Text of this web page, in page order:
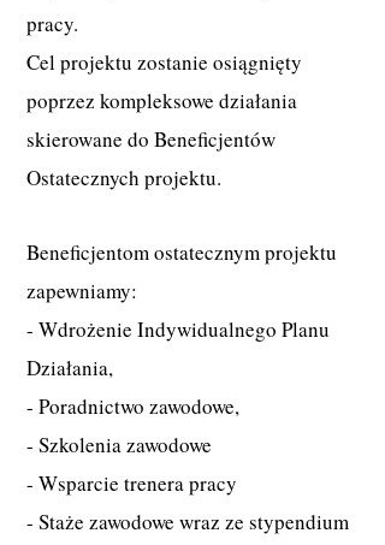
pracy.
Cel projektu zostanie osiągnięty
poprzez kompleksowe działania
skierowane do Beneficjentów
Ostatecznych projektu.
Beneficjentom ostatecznym projektu
zapewniamy:
- Wdrożenie Indywidualnego Planu
Działania,
- Poradnictwo zawodowe,
- Szkolenia zawodowe
- Wsparcie trenera pracy
- Staże zawodowe wraz ze stypendium